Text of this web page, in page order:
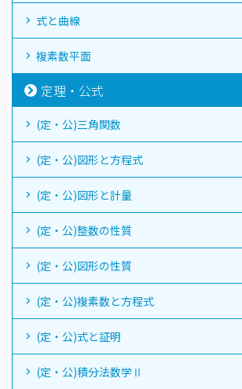
式と曲線
複素数平面
定理・公式
(定・公)三角関数
(定・公)図形と方程式
(定・公)図形と計量
(定・公)整数の性質
(定・公)図形の性質
(定・公)複素数と方程式
(定・公)式と証明
(定・公)積分法数学Ⅱ